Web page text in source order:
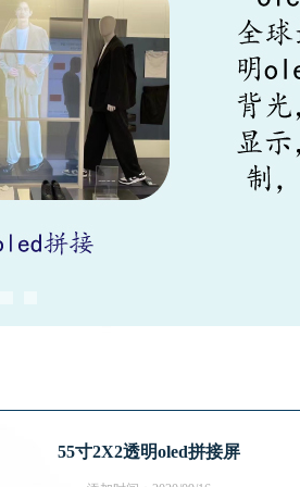
55寸2X2透明oled拼接屏